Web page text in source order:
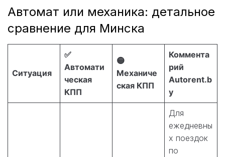
Автомат или механика: детальное
сравнение для Минска
Ситуация
✅
Автомати
ческая
КПП
🟡
Механиче
ская КПП
Коммента
рий
Autorent.b
y
Для
ежедневны
х поездок
по